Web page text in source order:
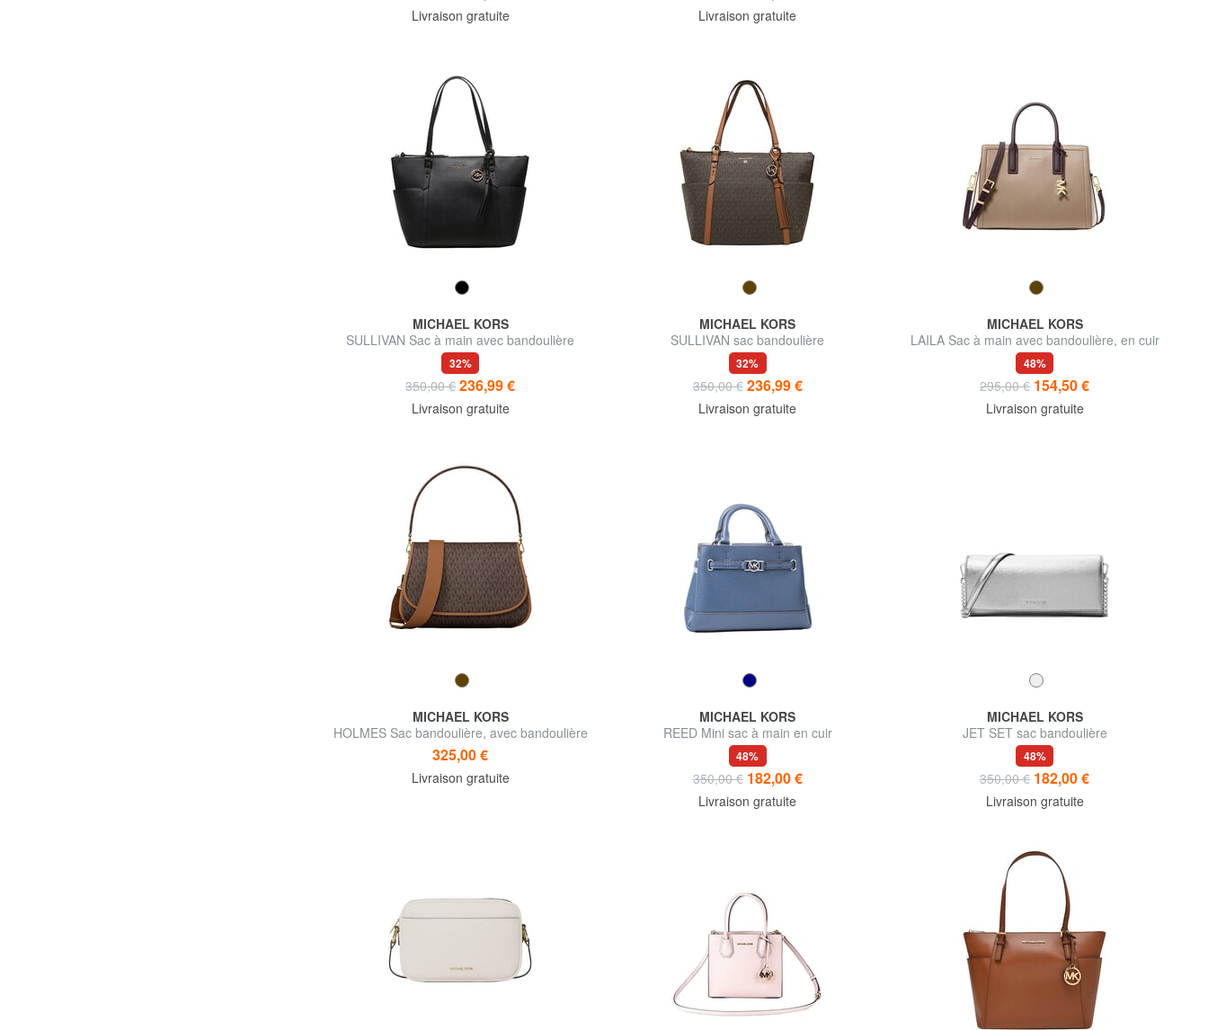
Livraison gratuite Livraison gratuite
MICHAEL KORS
SULLIVAN Sac à main avec bandoulière
32%
350,00 € 236,99 €
Livraison gratuite
MICHAEL KORS
SULLIVAN sac bandoulière
32%
350,00 € 236,99 €
Livraison gratuite
MICHAEL KORS
LAILA Sac à main avec bandoulière, en cuir
48%
295,00 € 154,50 €
Livraison gratuite
MICHAEL KORS
HOLMES Sac bandoulière, avec bandoulière
325,00 €
Livraison gratuite
MICHAEL KORS
REED Mini sac à main en cuir
48%
350,00 € 182,00 €
Livraison gratuite
MICHAEL KORS
JET SET sac bandoulière
48%
350,00 € 182,00 €
Livraison gratuite